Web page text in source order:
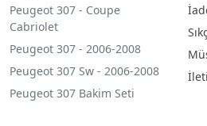
Peugeot 307 - Coupe
Cabriolet
Peugeot 307 - 2006-2008
Peugeot 307 Sw - 2006-2008
Peugeot 307 Bakim Seti